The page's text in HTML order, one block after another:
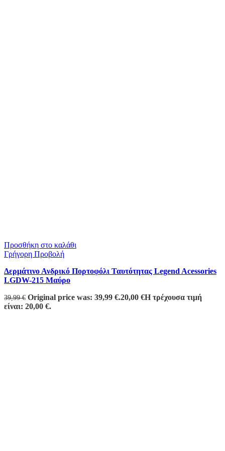
Προσθήκη στο καλάθι
Γρήγορη Προβολή
Δερμάτινο Ανδρικό Πορτοφόλι Ταυτότητας Legend Acessories
LGDW-215 Μαύρο
39,99€ Original price was: 39,99 €.20,00 €Η τρέχουσα τιμή
είναι: 20,00 €.